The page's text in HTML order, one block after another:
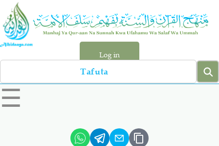
Skip
main
content
Log in
Search
left
sidebar
☰
Hadiyth